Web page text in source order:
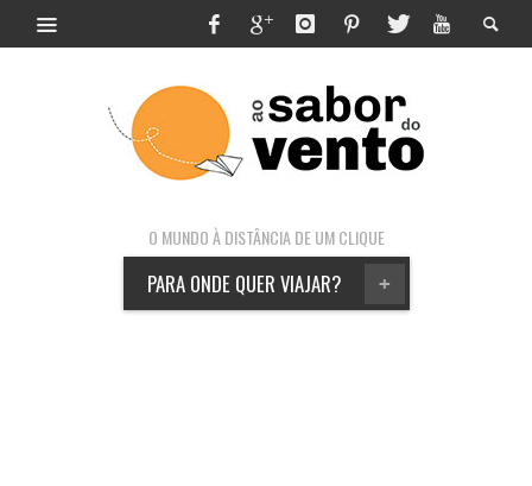
O MUNDO À DISTÂNCIA DE UM CLIQUE
+
PARA ONDE QUER VIAJAR?